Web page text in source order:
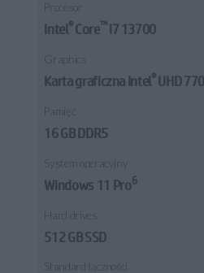
Procesor
Intel®Core™i7 13700
Graphics
Karta graficzna Intel®UHD 770
Pamięć
16 GB DDR5
System operacyjny
Windows 11 Pro6
Hard drives
512 GB SSD
Standard łączności